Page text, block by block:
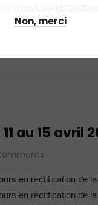
n°0156/OAPI/DG/
au 15 avril
en rectification de
en rectification de
Non, merci